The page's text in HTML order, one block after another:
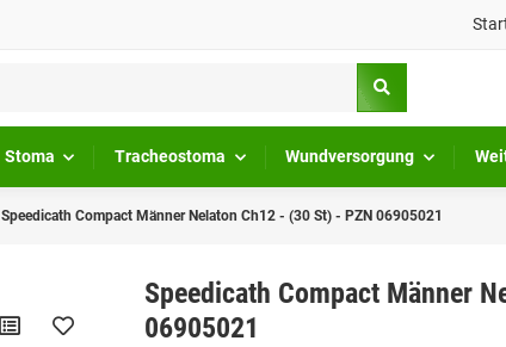
Stoma Tracheostoma Wundversorgung
Speedicath Compact Männer Nelaton Ch12 - (30 St) - PZN 06905021
Speedicath Compact Männer
06905021